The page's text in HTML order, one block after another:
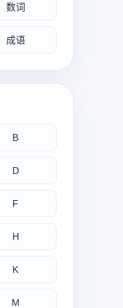
数词
成语
B
D
F
H
K
M